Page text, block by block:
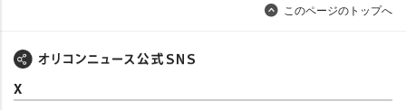
このページのトップへ
X